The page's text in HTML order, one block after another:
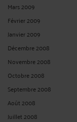
Mars 2009
Février 2009
Janvier 2009
Décembre 2008
Novembre 2008
Octobre 2008
Septembre 2008
Août 2008
Juillet 2008